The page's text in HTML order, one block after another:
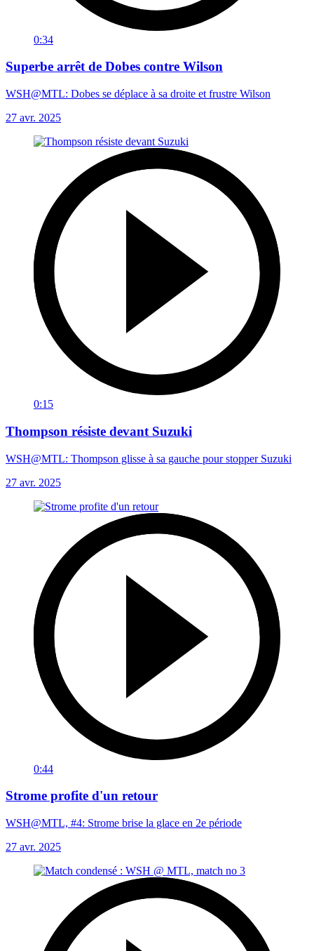
0:34
Superbe arrêt de Dobes contre Wilson
WSH@MTL: Dobes se déplace à sa droite et frustre Wilson
27 avr. 2025
0:15
Thompson résiste devant Suzuki
WSH@MTL: Thompson glisse à sa gauche pour stopper Suzuki
27 avr. 2025
0:44
Strome profite d'un retour
WSH@MTL, #4: Strome brise la glace en 2e période
27 avr. 2025